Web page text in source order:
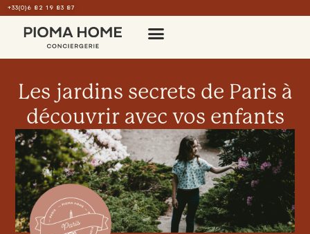
+33(0)6 82 19 83 87
Les jardins secrets de Paris à
découvrir avec vos enfants